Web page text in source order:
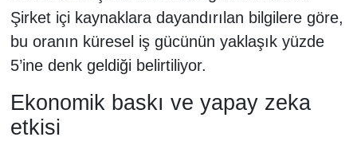
Şirket içi kaynaklara dayandırılan bilgilere göre,
bu oranın küresel iş gücünün yaklaşık yüzde
5’ine denk geldiği belirtiliyor.
Ekonomik baskı ve yapay zeka
etkisi